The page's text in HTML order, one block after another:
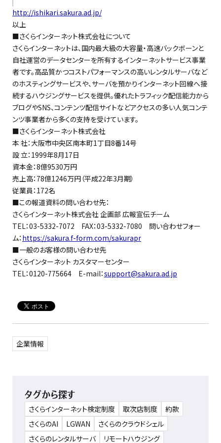
http://ishikari.sakura.ad.jp/
以上
■さくらインターネット株式会社について
さくらインターネットは、国内最大級の大容量・高速バックボーンと
自社運営のデータセンターを所有するインターネットサービス事業
者です。高品質かつコストパフォーマンスの高いレンタルサーバなど
のホスティングサービスや、サーバを預かりインターネット回線へ接
続するハウジングサービスを提供。優れたトラフィック配信能力から
ブログやSNS、コンテンツ配信サイトなどアクセスの多い人気コンテ
ンツ事業者から多くの支持を受けています。
■さくらインターネット株式会社
本 社：大阪市中央区南本町1丁目8番14号
設 立：1999年8月17日
資本金：8億9530万円
売上高：78億1246万円（平成22年3月期）
従業員：172名
■この報道資料の問い合わせ先：
さくらインターネット株式会社 企画部 広報宣伝チーム
TEL：03-5332-7072 FAX：03-5332-7080 問い合わせフォー
ム： https://sakura.f-form.com/sakurapr
■一般のお客様の問い合わせ先
さくらインターネット カスタマーセンター
TEL：0120-775664 E-mail：support@sakura.ad.jp
企業情報
タグから探す
さくらインターネット検定制度 取次店制度
約款
さくらのAI
LGWAN
さくらのクラウドシェル
さくらのレンタルサーバ
リモートハウジング